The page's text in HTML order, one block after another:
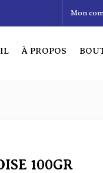
Mon
À PROPOS
100GR